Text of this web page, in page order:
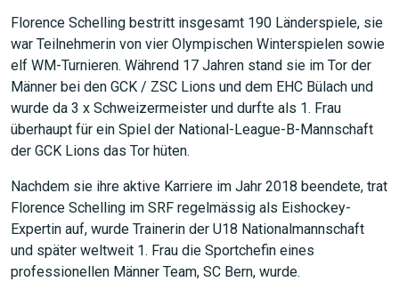
Florence Schelling bestritt insgesamt 190 Länderspiele, sie
war Teilnehmerin von vier Olympischen Winterspielen sowie
elf WM-Turnieren. Während 17 Jahren stand sie im Tor der
Männer bei den GCK / ZSC Lions und dem EHC Bülach und
wurde da 3 x Schweizermeister und durfte als 1. Frau
überhaupt für ein Spiel der National-League-B-Mannschaft
der GCK Lions das Tor hüten.
Nachdem sie ihre aktive Karriere im Jahr 2018 beendete, trat
Florence Schelling im SRF regelmässig als Eishockey-
Expertin auf, wurde Trainerin der U18 Nationalmannschaft
und später weltweit 1. Frau die Sportchefin eines
professionellen Männer Team, SC Bern, wurde.